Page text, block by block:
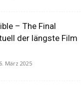
– The Final
der längste Film
6. März 2025